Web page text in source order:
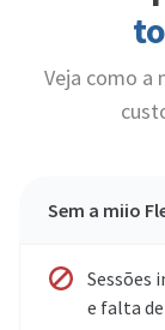
Veja como a
Sem a miio
Sessões
e falta de